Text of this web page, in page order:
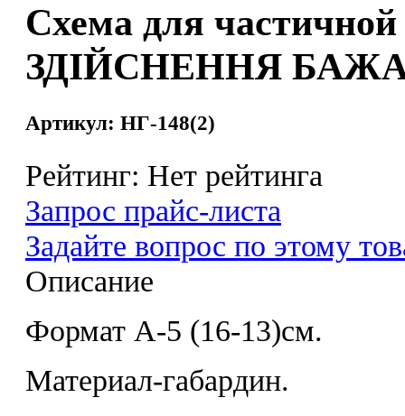
Схема для
ЗДІЙСНЕННЯ
Артикул: НГ-148(2)
Рейтинг: Нет рейтинга
Запрос прайс-листа
Задайте вопрос по этому
Описание
Формат А-5 (16-13)см.
Материал-габардин.